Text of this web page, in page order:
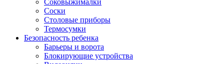
Соковыжималки
Соски
Столовые приборы
Термосумки
Безопасность ребенка
Барьеры и ворота
Блокирующие устройства